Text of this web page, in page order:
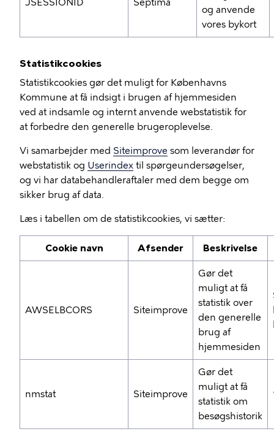
JSESSIONID Septima
og anvende
vores bykort
Statistikcookies
Statistikcookies gør det muligt for Københavns
Kommune at få indsigt i brugen af hjemmesiden
ved at indsamle og internt anvende webstatistik for
at forbedre den generelle brugeroplevelse.
Vi samarbejder med Siteimprove som leverandør for
webstatistik og Userindex til spørgeundersøgelser,
og vi har databehandleraftaler med dem begge om
sikker brug af data.
Læs i tabellen om de statistikcookies, vi sætter:
Cookie navn Afsender Beskrivelse
AWSELBCORS Siteimprove
Gør det
muligt at få
statistik over
den generelle
brug af
hjemmesiden
nmstat Siteimprove
Gør det
muligt at få
statistik om
besøgshistorik